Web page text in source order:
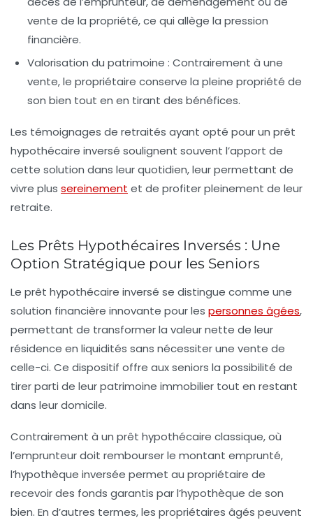
vente de la propriété, ce qui allège la pression
financière.
Valorisation du patrimoine : Contrairement à une
vente, le propriétaire conserve la pleine propriété de
son bien tout en en tirant des bénéfices.
Les témoignages de retraités ayant opté pour un prêt
hypothécaire inversé soulignent souvent l’apport de
cette solution dans leur quotidien, leur permettant de
vivre plus sereinement et de profiter pleinement de leur
retraite.
Les Prêts Hypothécaires Inversés : Une
Option Stratégique pour les Seniors
Le prêt hypothécaire inversé se distingue comme une
solution financière innovante pour les personnes âgées,
permettant de transformer la valeur nette de leur
résidence en liquidités sans nécessiter une vente de
celle-ci. Ce dispositif offre aux seniors la possibilité de
tirer parti de leur patrimoine immobilier tout en restant
dans leur domicile.
Contrairement à un prêt hypothécaire classique, où
l’emprunteur doit rembourser le montant emprunté,
l’hypothèque inversée permet au propriétaire de
recevoir des fonds garantis par l’hypothèque de son
bien. En d’autres termes, les propriétaires âgés peuvent